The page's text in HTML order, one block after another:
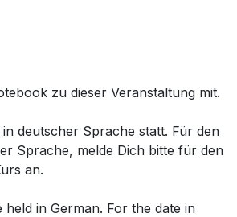
zu dieser Veranstaltung mit.
deutscher Sprache statt. Für den
Sprache, melde Dich bitte für den
an.
in German. For the date in